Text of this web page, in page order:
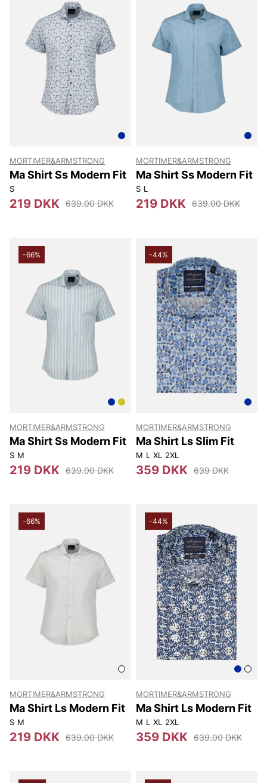
MORTIMER&ARMSTRONG
Ma Shirt Ss Modern Fit
S
219 DKK 639.00 DKK
MORTIMER&ARMSTRONG
Ma Shirt Ss Modern Fit
S L
219 DKK 639.00 DKK
-66%
MORTIMER&ARMSTRONG
Ma Shirt Ss Modern Fit
S M
219 DKK 639.00 DKK
-44%
MORTIMER&ARMSTRONG
Ma Shirt Ls Slim Fit
M L XL 2XL
359 DKK 639 DKK
-66%
MORTIMER&ARMSTRONG
Ma Shirt Ls Modern Fit
S M
219 DKK 639.00 DKK
-44%
MORTIMER&ARMSTRONG
Ma Shirt Ls Modern Fit
M L XL 2XL
359 DKK 639.00 DKK